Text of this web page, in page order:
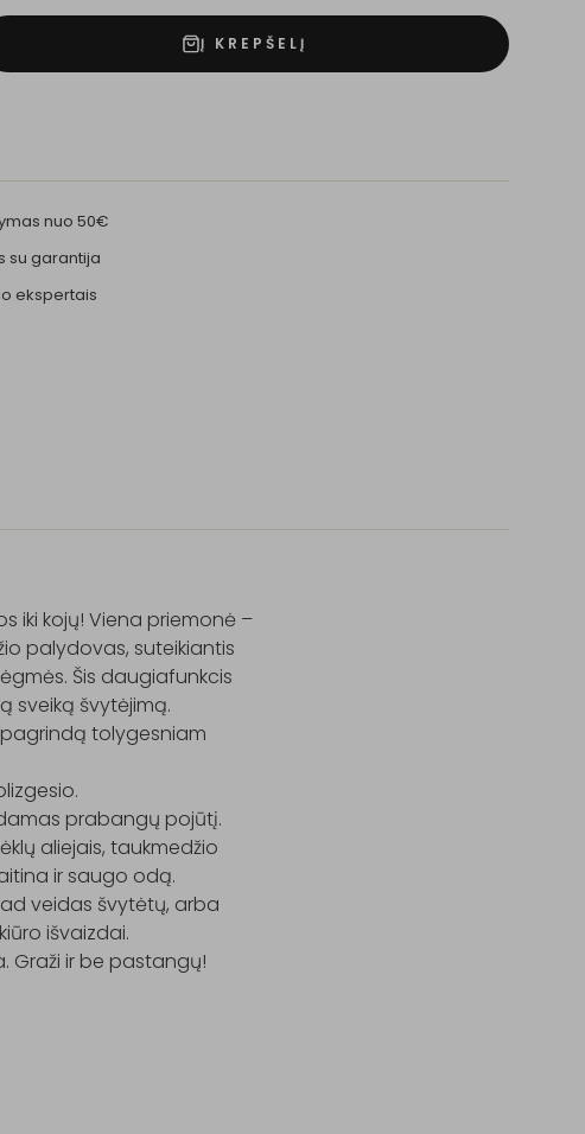
Į KREPŠELĮ
nuo 50€
su garantija
ekspertais
iki kojų! Viena priemonė –
palydovas, suteikiantis
Šis daugiafunkcis
sveiką švytėjimą.
tolygesniam
prabangų pojūtį.
aliejais, taukmedžio
ir saugo odą.
veidas švytėtų, arba
išvaizdai.
Graži ir be pastangų!